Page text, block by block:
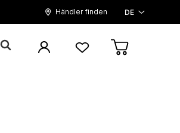
Händler finden DE